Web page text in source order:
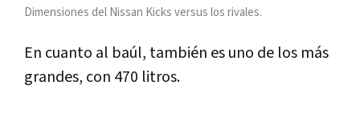
Dimensiones del Nissan Kicks versus los rivales.
En cuanto al baúl, también es uno de los más
grandes, con 470 litros.